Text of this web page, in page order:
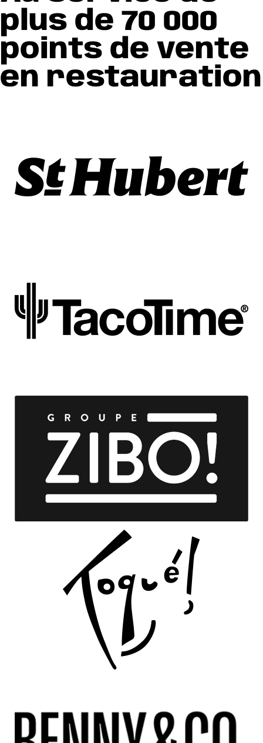
plus de 70 000
points de vente
en restauration